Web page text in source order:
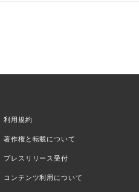
利用規約
著作権と転載について
プレスリリース受付
コンテンツ利用について